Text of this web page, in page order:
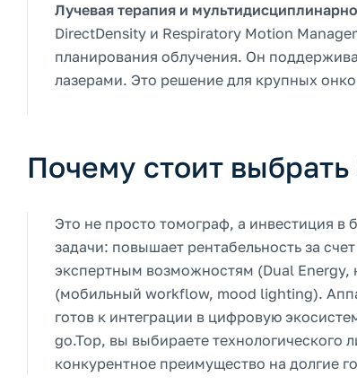
Лучевая терапия и
DirectDensity и Respiratory Motion
планирования облучения. Он
лазерами. Это решение для крупных
Почему стоит выбрать
Это не просто томограф, а инвестиция в
задачи: повышает рентабельность за
экспертным возможностям (Dual Energy,
(мобильный workflow, mood lighting).
готов к интеграции в цифровую
go.Top, вы выбираете технологического
конкурентное преимущество на долгие